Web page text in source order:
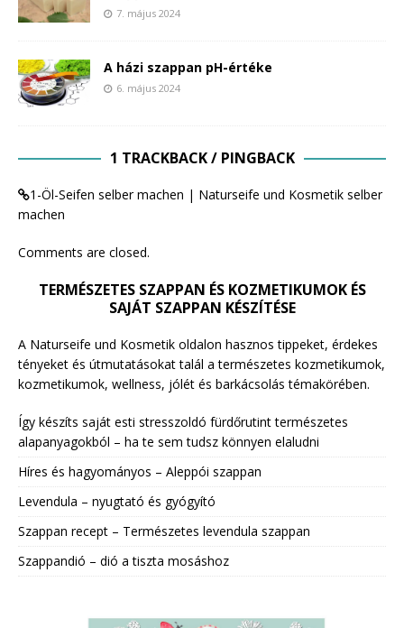
7. május 2024
A házi szappan pH-értéke
6. május 2024
1 TRACKBACK / PINGBACK
1-Öl-Seifen selber machen | Naturseife und Kosmetik selber
machen
Comments are closed.
TERMÉSZETES SZAPPAN ÉS KOZMETIKUMOK ÉS
SAJÁT SZAPPAN KÉSZÍTÉSE
A Naturseife und Kosmetik oldalon hasznos tippeket, érdekes
tényeket és útmutatásokat talál a természetes kozmetikumok,
kozmetikumok, wellness, jólét és barkácsolás témakörében.
Így készíts saját esti stresszoldó fürdőrutint természetes
alapanyagokból – ha te sem tudsz könnyen elaludni
Híres és hagyományos – Aleppói szappan
Levendula – nyugtató és gyógyító
Szappan recept – Természetes levendula szappan
Szappandió – dió a tiszta mosáshoz